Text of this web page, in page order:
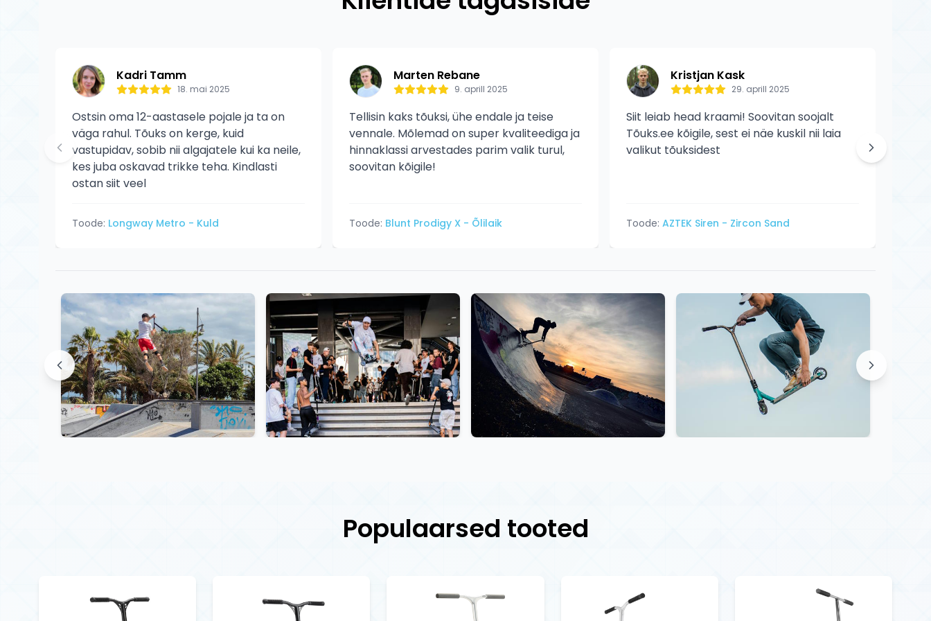
Kadri Tamm
18. mai 2025
Ostsin oma 12-aastasele pojale ja ta on
väga rahul. Tõuks on kerge, kuid
vastupidav, sobib nii algajatele kui ka neile,
kes juba oskavad trikke teha. Kindlasti
ostan siit veel
Toode: Longway Metro - Kuld
Marten Rebane
9. aprill 2025
Tellisin kaks tõuksi, ühe endale ja teise
vennale. Mõlemad on super kvaliteediga ja
hinnaklassi arvestades parim valik turul,
soovitan kõigile!
Toode: Blunt Prodigy X - Õlilaik
Kristjan Kask
29. aprill 2025
Siit leiab head kraami! Soovitan soojalt
Tõuks.ee kõigile, sest ei näe kuskil nii laia
valikut tõuksidest
Toode: AZTEK Siren - Zircon Sand
Populaarsed tooted